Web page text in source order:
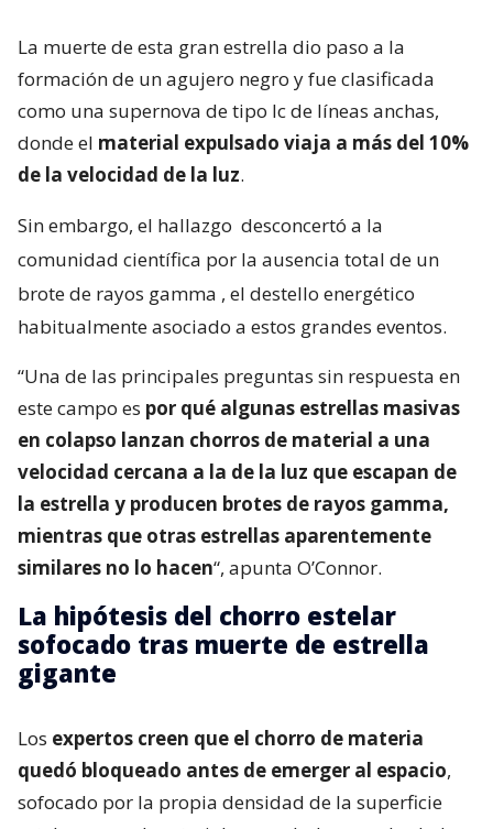
La muerte de esta gran estrella dio paso a la
formación de un agujero negro y fue clasificada
como una supernova de tipo Ic de líneas anchas,
donde el material expulsado viaja a más del 10%
de la velocidad de la luz.
Sin embargo, el hallazgo desconcertó a la
comunidad científica por la ausencia total de un
brote de rayos gamma , el destello energético
habitualmente asociado a estos grandes eventos.
“Una de las principales preguntas sin respuesta en
este campo es por qué algunas estrellas masivas
en colapso lanzan chorros de material a una
velocidad cercana a la de la luz que escapan de
la estrella y producen brotes de rayos gamma,
mientras que otras estrellas aparentemente
similares no lo hacen“, apunta O’Connor.
La hipótesis del chorro estelar
sofocado tras muerte de estrella
gigante
Los expertos creen que el chorro de materia
quedó bloqueado antes de emerger al espacio,
sofocado por la propia densidad de la superficie